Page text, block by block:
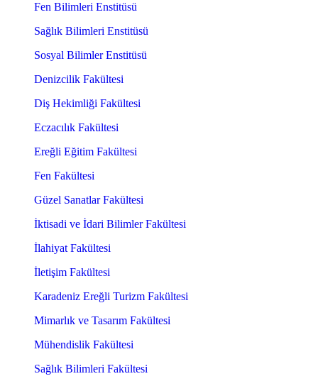
Fen Bilimleri Enstitüsü
Sağlık Bilimleri Enstitüsü
Sosyal Bilimler Enstitüsü
Denizcilik Fakültesi
Diş Hekimliği Fakültesi
Eczacılık Fakültesi
Ereğli Eğitim Fakültesi
Fen Fakültesi
Güzel Sanatlar Fakültesi
İktisadi ve İdari Bilimler Fakültesi
İlahiyat Fakültesi
İletişim Fakültesi
Karadeniz Ereğli Turizm Fakültesi
Mimarlık ve Tasarım Fakültesi
Mühendislik Fakültesi
Sağlık Bilimleri Fakültesi